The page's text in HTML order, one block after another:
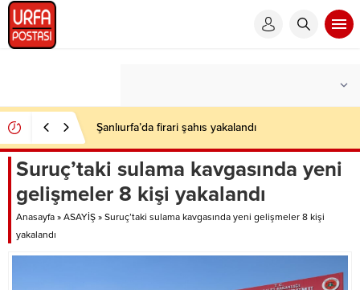
Şanlıurfa’da firari şahıs yakalandı
Suruç’taki sulama kavgasında yeni
gelişmeler 8 kişi yakalandı
Anasayfa » ASAYİŞ » Suruç’taki sulama kavgasında yeni gelişmeler 8 kişi
yakalandı